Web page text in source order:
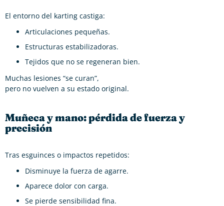
El entorno del karting castiga:
Articulaciones pequeñas.
Estructuras estabilizadoras.
Tejidos que no se regeneran bien.
Muchas lesiones “se curan”,
pero no vuelven a su estado original.
Muñeca y mano: pérdida de fuerza y
precisión
Tras esguinces o impactos repetidos:
Disminuye la fuerza de agarre.
Aparece dolor con carga.
Se pierde sensibilidad fina.